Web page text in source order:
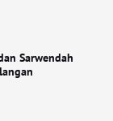
Sarwendah